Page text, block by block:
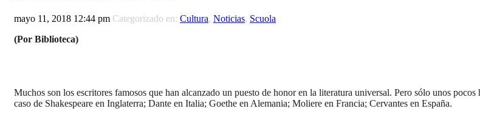
mayo 11, 2018 12:44 pm Categorizado en: Cultura, Noticias, Scuola
(Por Biblioteca)
Muchos son los escritores famosos que han alcanzado un puesto de honor en la literatura universal. Pero sólo unos
caso de Shakespeare en Inglaterra; Dante en Italia; Goethe en Alemania; Moliere en Francia; Cervantes en España.